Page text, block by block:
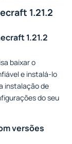
1.21.2
1.21.2
baixar o
e instalá-lo
instalação de
do seu
versões